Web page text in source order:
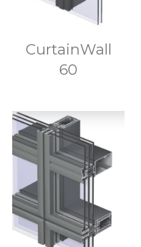
CurtainWall
60